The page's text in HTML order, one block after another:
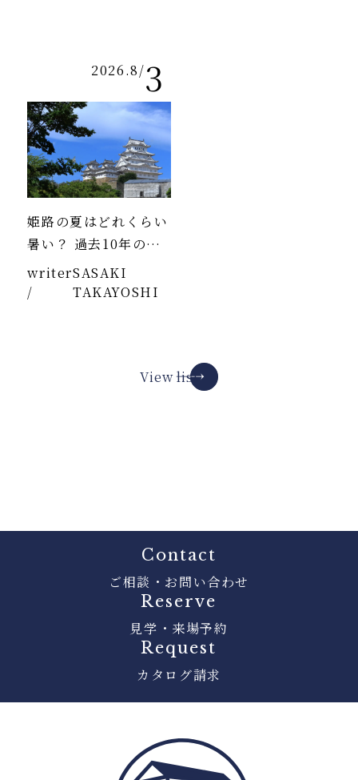
2026.8/3
姫路の夏はどれくらい
暑い？ 過去10年のデ
ータより
writer
/
SASAKI
TAKAYOSHI
View list
Contact
ご相談・お問い合わせ
Reserve
見学・来場予約
Request
カタログ請求